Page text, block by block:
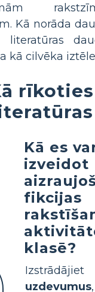
Kā norāda
literatūras
kā cilvēka
Kā es
izveidot
fikcijas
klasē?
uzdevumus